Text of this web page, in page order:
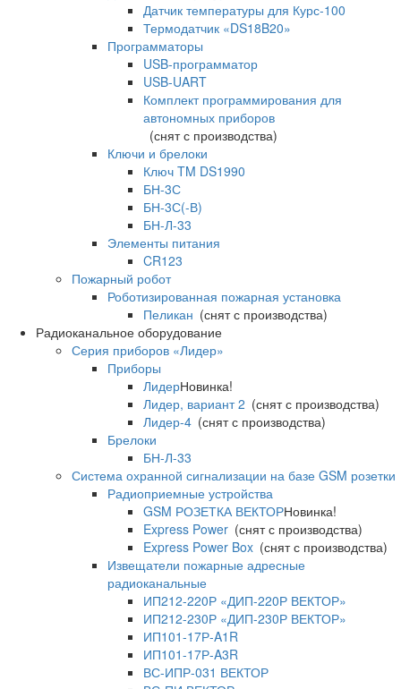
Датчик температуры для Курс-100
Термодатчик «DS18B20»
Программаторы
USB-программатор
USB-UART
Комплект программирования для
автономных приборов
(снят с производства)
Ключи и брелоки
Ключ TM DS1990
БН-3С
БН-3С(-В)
БН-Л-33
Элементы питания
CR123
Пожарный робот
Роботизированная пожарная установка
Пеликан (снят с производства)
Радиоканальное оборудование
Серия приборов «Лидер»
Приборы
ЛидерНовинка!
Лидер, вариант 2 (снят с производства)
Лидер-4 (снят с производства)
Брелоки
БН-Л-33
Система охранной сигнализации на базе GSM розетки
Радиоприемные устройства
GSM РОЗЕТКА ВЕКТОРНовинка!
Express Power (снят с производства)
Express Power Box (снят с производства)
Извещатели пожарные адресные
радиоканальные
ИП212-220Р «ДИП-220Р ВЕКТОР»
ИП212-230Р «ДИП-230Р ВЕКТОР»
ИП101-17Р-A1R
ИП101-17Р-A3R
ВС-ИПР-031 ВЕКТОР